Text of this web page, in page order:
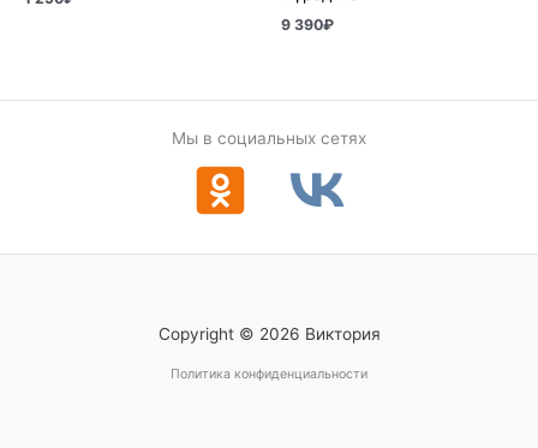
9 390₽
Мы в социальных сетях
Copyright © 2026 Виктория
Политика конфиденциальности